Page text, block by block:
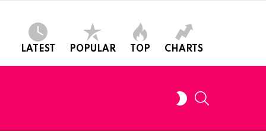
LATEST POPULAR TOP CHARTS
SWITCH
SKIN